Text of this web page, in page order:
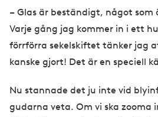
– Glas är beständigt, något som
Varje gång jag kommer in i ett
förrförra sekelskiftet tänker jag
kanske gjort! Det är en speciell
Nu stannade det ju inte vid
gudarna veta. Om vi ska zooma